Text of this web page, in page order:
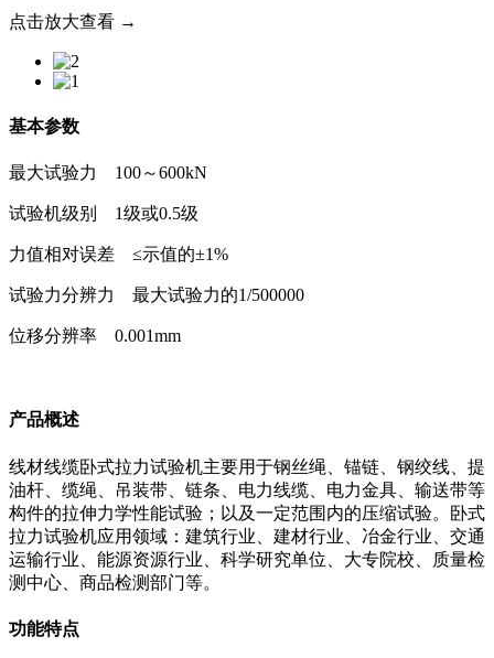
点击放大查看 →
基本参数
最大试验力 100～600kN
试验机级别 1级或0.5级
力值相对误差 ≤示值的±1%
试验力分辨力 最大试验力的1/500000
位移分辨率 0.001mm
产品概述
线材线缆卧式拉力试验机主要用于钢丝绳、锚链、钢绞线、提
油杆、缆绳、吊装带、链条、电力线缆、电力金具、输送带等
构件的拉伸力学性能试验；以及一定范围内的压缩试验。卧式
拉力试验机应用领域：建筑行业、建材行业、冶金行业、交通
运输行业、能源资源行业、科学研究单位、大专院校、质量检
测中心、商品检测部门等。
功能特点